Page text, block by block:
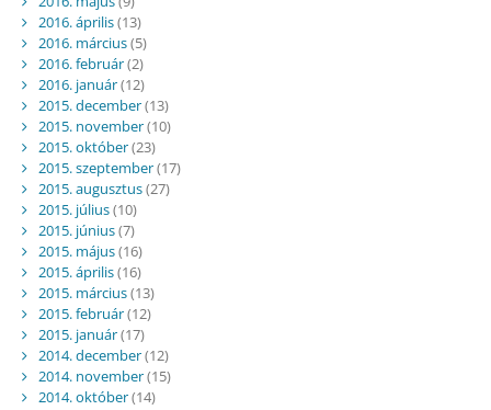
2016. április(13)
2016. március(5)
2016. február(2)
2016. január(12)
2015. december(13)
2015. november(10)
2015. október(23)
2015. szeptember(17)
2015. augusztus(27)
2015. július(10)
2015. június(7)
2015. május(16)
2015. április(16)
2015. március(13)
2015. február(12)
2015. január(17)
2014. december(12)
2014. november(15)
2014. október(14)